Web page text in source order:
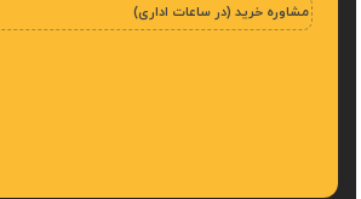
مشاوره خرید (در ساعات اداری)